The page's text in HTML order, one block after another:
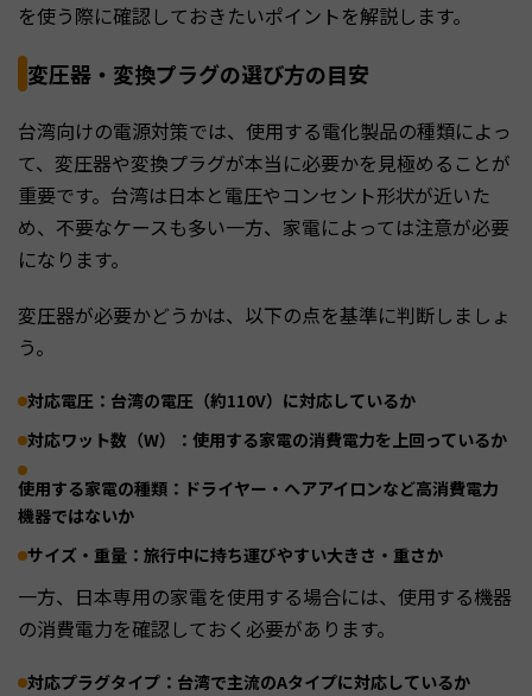
を使う際に確認しておきたいポイントを解説します。
変圧器・変換プラグの選び方の目安
台湾向けの電源対策では、使用する電化製品の種類によっ
て、変圧器や変換プラグが本当に必要かを見極めることが
重要です。台湾は日本と電圧やコンセント形状が近いた
め、不要なケースも多い一方、家電によっては注意が必要
になります。
変圧器が必要かどうかは、以下の点を基準に判断しましょ
う。
対応電圧：台湾の電圧（約110V）に対応しているか
対応ワット数（W）：使用する家電の消費電力を上回っているか
使用する家電の種類：ドライヤー・ヘアアイロンなど高消費電力
機器ではないか
サイズ・重量：旅行中に持ち運びやすい大きさ・重さか
一方、日本専用の家電を使用する場合には、使用する機器
の消費電力を確認しておく必要があります。
対応プラグタイプ：台湾で主流のAタイプに対応しているか